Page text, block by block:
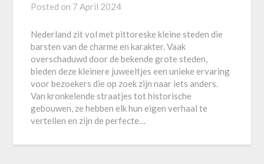
Posted on 7 April 2024
Nederland zit vol met pittoreske kleine steden die
barsten van de charme en karakter. Vaak
overschaduwd door de bekende grote steden,
bieden deze kleinere juweeltjes een unieke ervaring
voor bezoekers die op zoek zijn naar iets anders.
Van kronkelende straatjes tot historische
gebouwen, ze hebben elk hun eigen verhaal te
vertellen en zijn de perfecte…